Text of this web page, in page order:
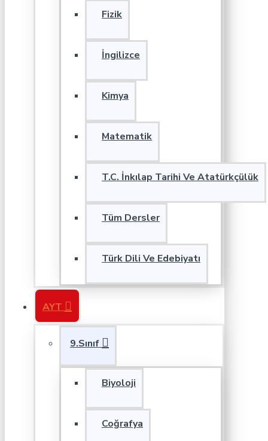
Fizik
İngilizce
Kimya
Matematik
T.C. İnkılap Tarihi Ve Atatürkçülük
Tüm Dersler
Türk Dili Ve Edebiyatı
AYT
9.Sınıf
Biyoloji
Coğrafya